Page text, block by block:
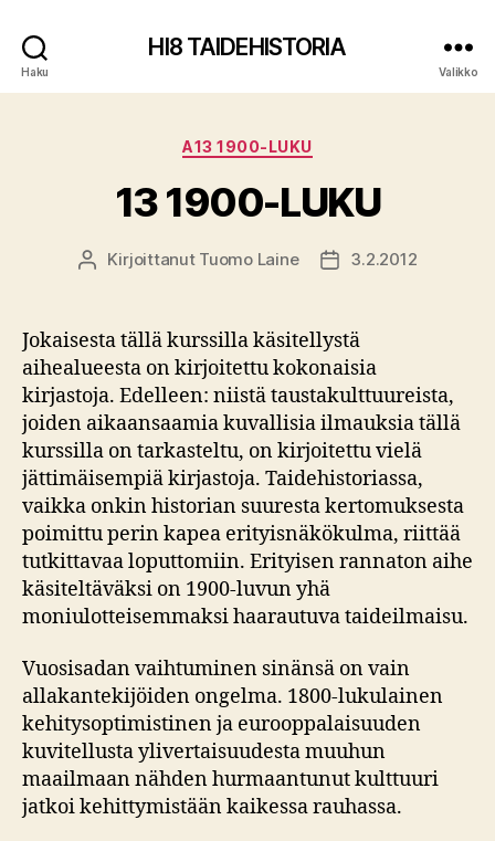
Haku
HI8 TAIDEHISTORIA
Valikko
Kategoriat
A13 1900-LUKU
13 1900-LUKU
Kirjoittaja
Kirjoittanut Tuomo Laine Julkaisupäivämäärä
3.2.2012
Jokaisesta tällä kurssilla käsitellystä
aihealueesta on kirjoitettu kokonaisia
kirjastoja. Edelleen: niistä taustakulttuureista,
joiden aikaansaamia kuvallisia ilmauksia tällä
kurssilla on tarkasteltu, on kirjoitettu vielä
jättimäisempiä kirjastoja. Taidehistoriassa,
vaikka onkin historian suuresta kertomuksesta
poimittu perin kapea erityisnäkökulma, riittää
tutkittavaa loputtomiin. Erityisen rannaton aihe
käsiteltäväksi on 1900-luvun yhä
moniulotteisemmaksi haarautuva taideilmaisu.
Vuosisadan vaihtuminen sinänsä on vain
allakantekijöiden ongelma. 1800-lukulainen
kehitysoptimistinen ja eurooppalaisuuden
kuvitellusta ylivertaisuudesta muuhun
maailmaan nähden hurmaantunut kulttuuri
jatkoi kehittymistään kaikessa rauhassa.